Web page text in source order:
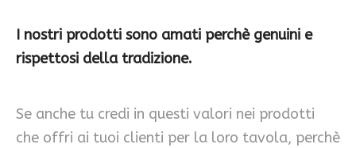
I nostri prodotti sono amati perchè genuini e
rispettosi della tradizione.
Se anche tu credi in questi valori nei prodotti
che offri ai tuoi clienti per la loro tavola, perchè